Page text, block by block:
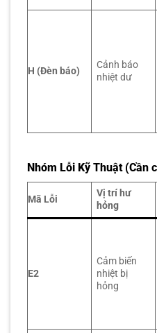
H (Đèn báo)
Cảnh báo
nhiệt dư
Nhóm Lỗi Kỹ Thuật (Cần
Mã Lỗi
Vị trí hư
hỏng
E2
Cảm biến
nhiệt bị
hỏng